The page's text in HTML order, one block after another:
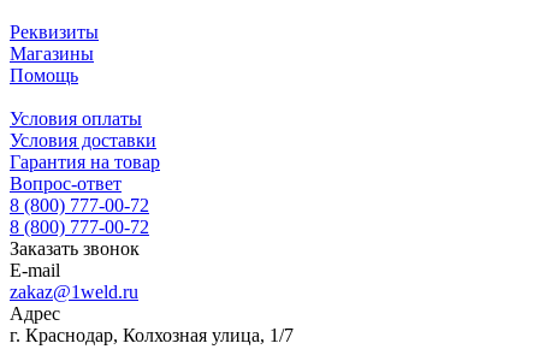
Реквизиты
Магазины
Помощь
Условия оплаты
Условия доставки
Гарантия на товар
Вопрос-ответ
8 (800) 777-00-72
8 (800) 777-00-72
Заказать звонок
E-mail
zakaz@1weld.ru
Адрес
г. Краснодар, Колхозная улица, 1/7